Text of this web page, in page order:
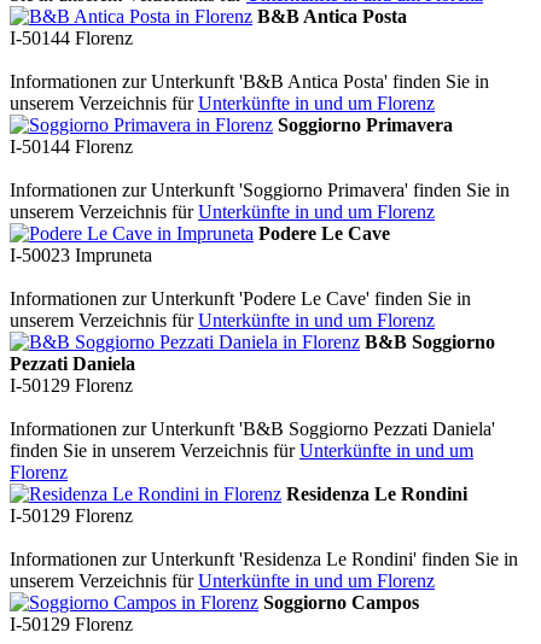
B&B Antica Posta
I-50144 Florenz
Informationen zur Unterkunft 'B&B Antica Posta' finden Sie in
unserem Verzeichnis fürUnterkünfte in und um Florenz
Soggiorno Primavera
I-50144 Florenz
Informationen zur Unterkunft 'Soggiorno Primavera' finden Sie in
unserem Verzeichnis fürUnterkünfte in und um Florenz
Podere Le Cave
I-50023 Impruneta
Informationen zur Unterkunft 'Podere Le Cave' finden Sie in
unserem Verzeichnis fürUnterkünfte in und um Florenz
B&B Soggiorno
Pezzati Daniela
I-50129 Florenz
Informationen zur Unterkunft 'B&B Soggiorno Pezzati Daniela'
finden Sie in unserem Verzeichnis fürUnterkünfte in und um
Florenz
Residenza Le Rondini
I-50129 Florenz
Informationen zur Unterkunft 'Residenza Le Rondini' finden Sie in
unserem Verzeichnis fürUnterkünfte in und um Florenz
Soggiorno Campos
I-50129 Florenz